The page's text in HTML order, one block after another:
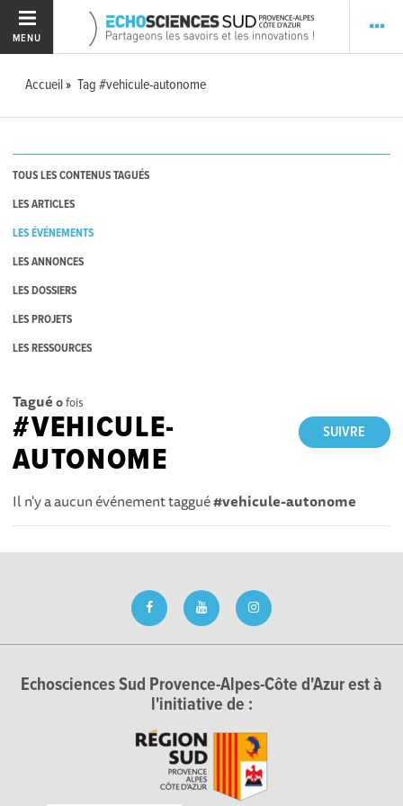
MENU
Accueil Tag #vehicule-autonome
TOUS LES CONTENUS TAGUÉS
LES ARTICLES
LES ÉVÉNEMENTS
LES ANNONCES
LES DOSSIERS
LES PROJETS
LES RESSOURCES
Tagué 0fois
SUIVRE
#VEHICULE-
AUTONOME
Il n'y a aucun événement taggué#vehicule-autonome
Echosciences Sud Provence-Alpes-Côte d'Azur est à
l'initiative de :